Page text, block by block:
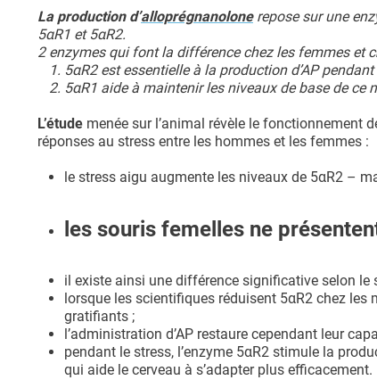
La production d’alloprégnanolonerepose sur une
5αR1 et 5αR2.
2 enzymes qui font la différence chez les femmes et
5αR2 est essentielle à la production d’AP pendant
5αR1 aide à maintenir les niveaux de base de ce
L’étude menée sur l’animal révèle le fonctionnement
réponses au stress entre les hommes et les femmes :
le stress aigu augmente les niveaux de 5αR2 –
les souris femelles ne
il existe ainsi une différence significative selon
lorsque les scientifiques réduisent 5αR2 chez
gratifiants ;
l’administration d’AP restaure cependant leur
pendant le stress, l’enzyme 5αR2 stimule la
qui aide le cerveau à s’adapter plus efficacement.